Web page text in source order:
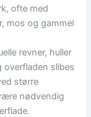
ofte med
mos og gammel
revner, huller
overfladen slibes
større
nødvendig